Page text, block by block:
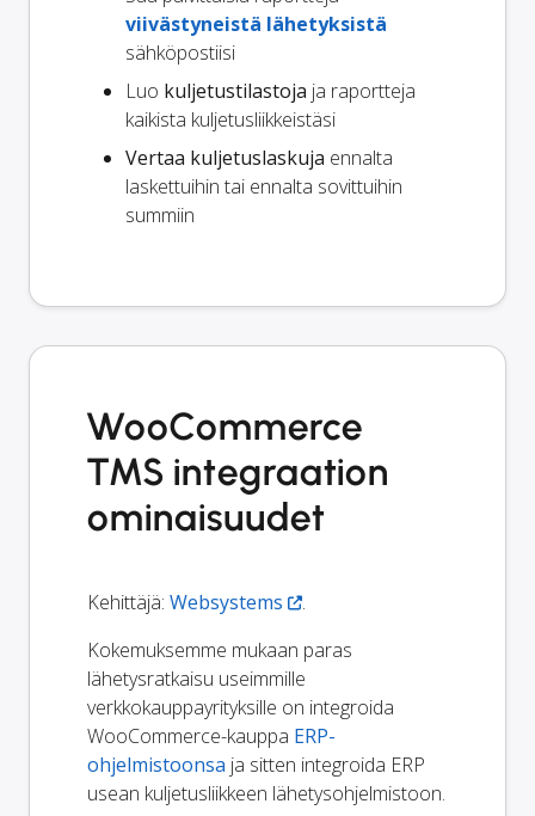
viivästyneistä lähetyksistä
sähköpostiisi
Luo kuljetustilastoja ja raportteja
kaikista kuljetusliikkeistäsi
Vertaa kuljetuslaskuja ennalta
laskettuihin tai ennalta sovittuihin
summiin
WooCommerce
TMS integraation
ominaisuudet
Kehittäjä: Websystems
.
Kokemuksemme mukaan paras
lähetysratkaisu useimmille
verkkokauppayrityksille on integroida
WooCommerce-kauppa ERP-
ohjelmistoonsa ja sitten integroida ERP
usean kuljetusliikkeen lähetysohjelmistoon.